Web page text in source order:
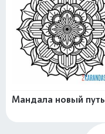
Мандала новый путь